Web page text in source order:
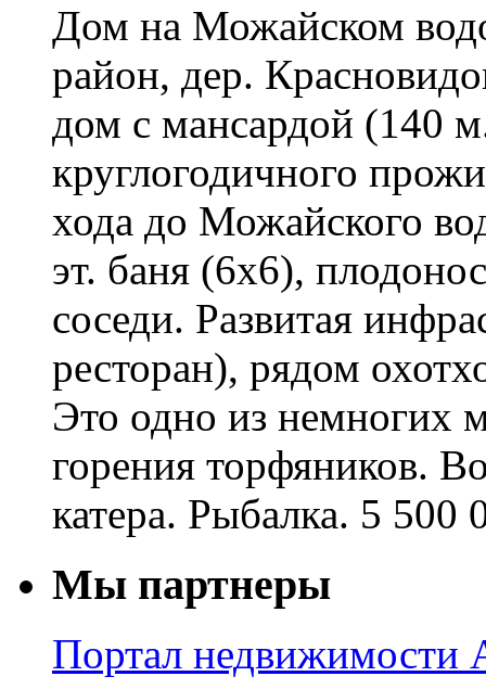
Дом на Можайском
район, дер.
дом с мансардой (140
круглогодичного
хода до Можайского
эт. баня (6х6),
соседи. Развитая
ресторан), рядом
Это одно из немногих
горения торфяников.
катера. Рыбалка. 5 500
Мы партнеры
Портал недвижимости